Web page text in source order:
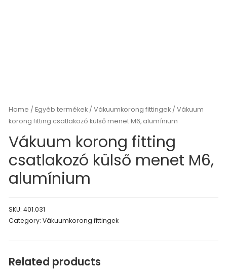
Home /Egyéb termékek /Vákuumkorong fittingek / Vákuum
korong fitting csatlakozó külső menet M6, alumínium
Vákuum korong fitting
csatlakozó külső menet M6,
alumínium
SKU:401.031
Category:Vákuumkorong fittingek
Related products